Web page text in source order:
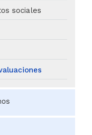
y
sociales